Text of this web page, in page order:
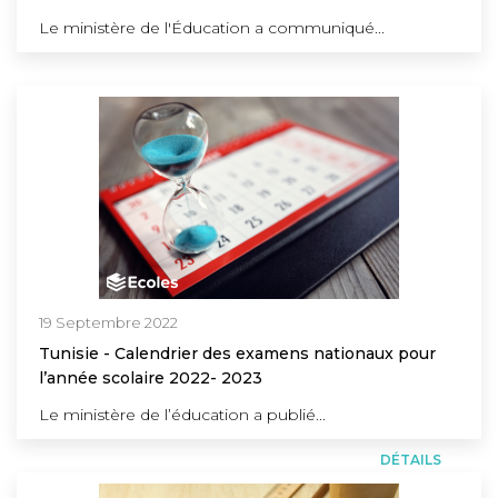
Le ministère de l'Éducation a communiqué...
DÉTAILS
19 Septembre 2022
Tunisie - Calendrier des examens nationaux pour
l’année scolaire 2022- 2023
Le ministère de l’éducation a publié...
DÉTAILS